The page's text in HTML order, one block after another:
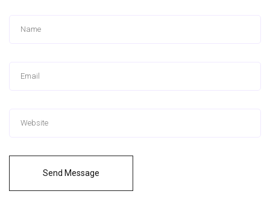
Send Message